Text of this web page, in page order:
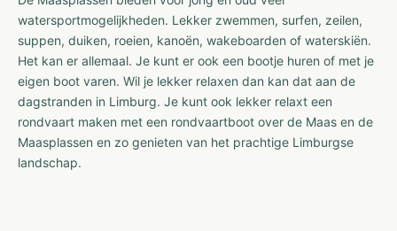
watersportmogelijkheden. Lekker zwemmen, surfen, zeilen,
suppen, duiken, roeien, kanoën, wakeboarden of waterskiën.
Het kan er allemaal. Je kunt er ook een bootje huren of met je
eigen boot varen. Wil je lekker relaxen dan kan dat aan de
dagstranden in Limburg. Je kunt ook lekker relaxt een
rondvaart maken met een rondvaartboot over de Maas en de
Maasplassen en zo genieten van het prachtige Limburgse
landschap.